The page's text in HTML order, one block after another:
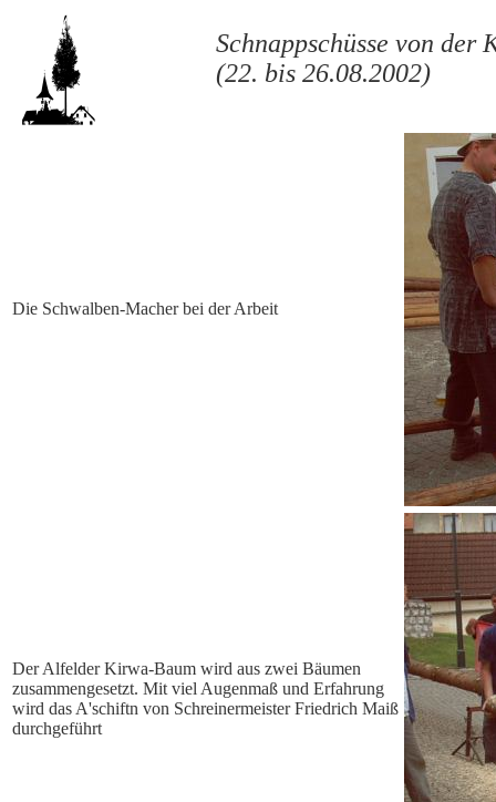
Schnappschüsse von der
(22. bis 26.08.2002)
Die Schwalben-Macher bei der Arbeit
Der Alfelder Kirwa-Baum wird aus zwei Bäumen
zusammengesetzt. Mit viel Augenmaß und Erfahrung
wird das A'schiftn von Schreinermeister Friedrich Maiß
durchgeführt